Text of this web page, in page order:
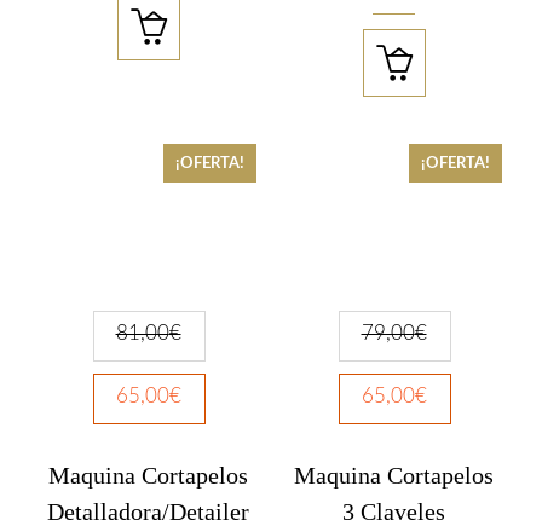


¡OFERTA!
81,00€
65,00€
Maquina Cortapelos
Detalladora/Detailer
¡OFERTA!
79,00€
65,00€
Maquina Cortapelos
3 Claveles